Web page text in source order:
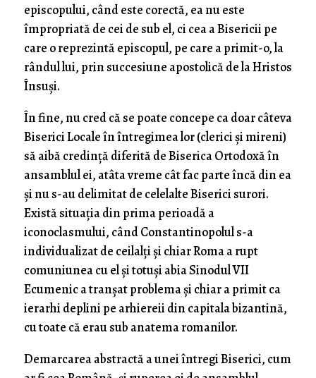
episcopului, când este corectă, ea nu este
împropriată de cei de sub el, ci cea a Bisericii pe
care o reprezintă episcopul, pe care a primit-o, la
rândul lui, prin succesiune apostolică de la Hristos
Însuși.
În fine, nu cred că se poate concepe ca doar câteva
Biserici Locale în întregimea lor (clerici și mireni)
să aibă credință diferită de Biserica Ortodoxă în
ansamblul ei, atâta vreme cât fac parte încă din ea
și nu s-au delimitat de celelalte Biserici surori.
Există situația din prima perioadă a
iconoclasmului, când Constantinopolul s-a
individualizat de ceilalți și chiar Roma a rupt
comuniunea cu el și totuși abia Sinodul VII
Ecumenic a tranșat problema și chiar a primit ca
ierarhi deplini pe arhiereii din capitala bizantină,
cu toate că erau sub anatema romanilor.
Demarcarea abstractă a unei întregi Biserici, cum